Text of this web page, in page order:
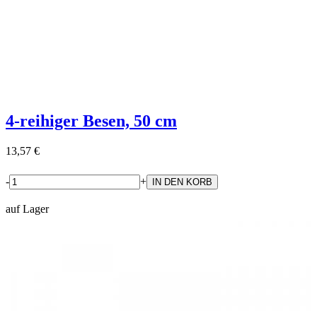
4-reihiger Besen, 50 cm
13,57 €
- +
auf Lager